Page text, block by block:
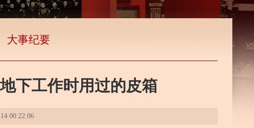
大事纪要
下工作时用过的皮箱
00:22:06